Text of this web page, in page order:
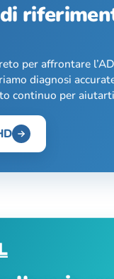
per affrontare
diagnosi
continuo per